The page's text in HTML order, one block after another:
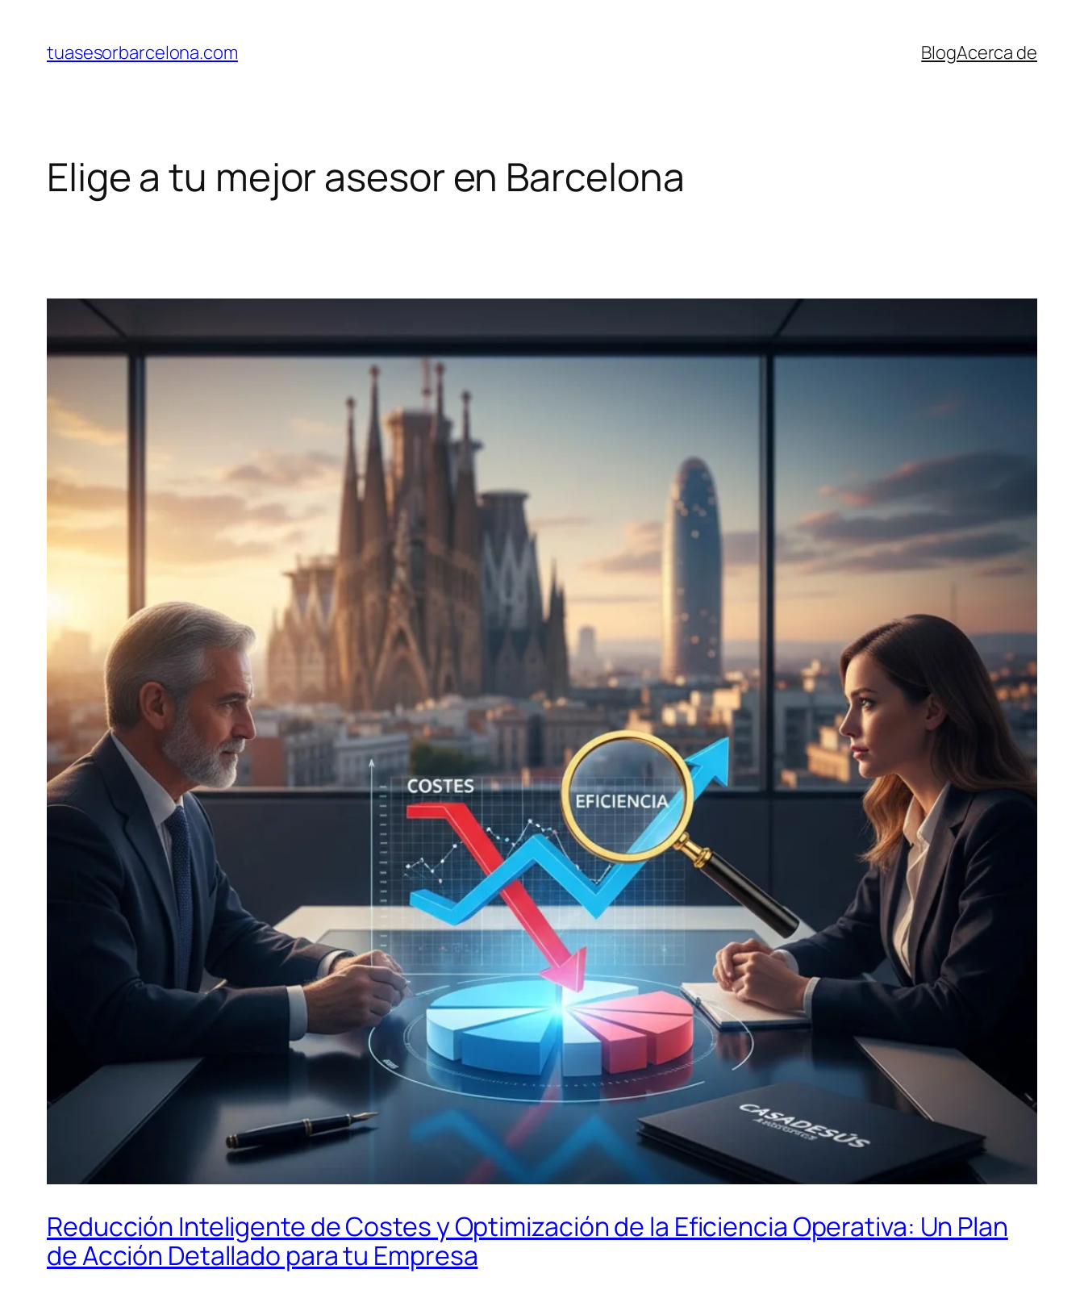
contenido
tuasesorbarcelona.com BlogAcerca de
Elige a tu mejor asesor en Barcelona
Reducción Inteligente de Costes y Optimización de la Eficiencia Operativa: Un Plan
de Acción Detallado para tu Empresa